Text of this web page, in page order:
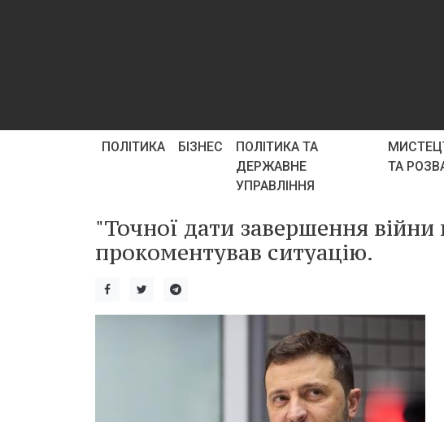
ПОЛІТИКА БІЗНЕС
ПОЛІТИКА ТА
ДЕРЖАВНЕ
УПРАВЛІННЯ
ТА
"Точної дати завершення
прокоментував ситуацію.